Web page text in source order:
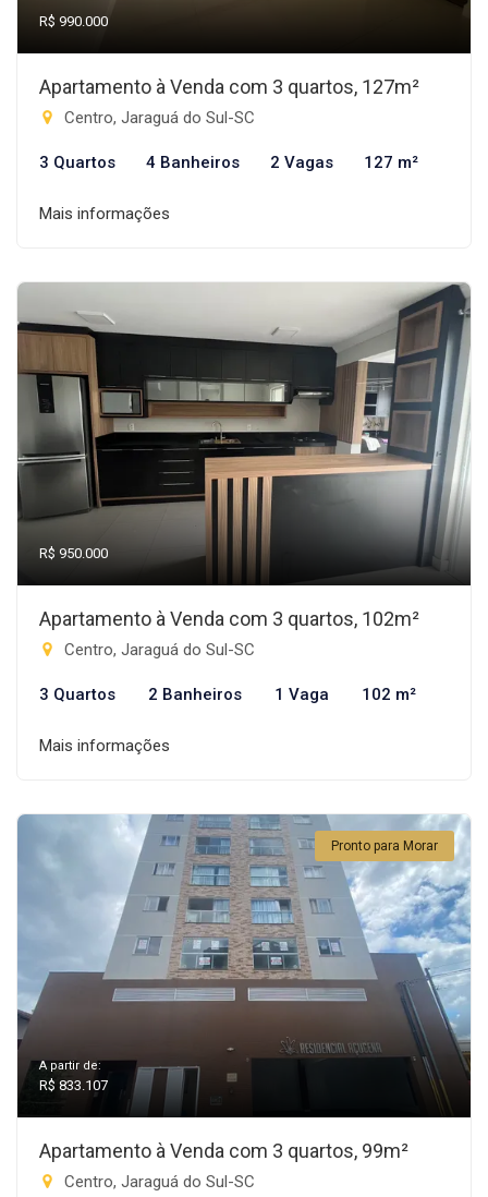
R$ 990.000
Apartamento à Venda com 3 quartos, 127m²
Centro, Jaraguá do Sul-SC
3 Quartos 4 Banheiros 2 Vagas 127 m²
Mais informações
R$ 950.000
Apartamento à Venda com 3 quartos, 102m²
Centro, Jaraguá do Sul-SC
3 Quartos 2 Banheiros 1 Vaga 102 m²
Mais informações
Pronto para Morar
A partir de:
R$ 833.107
Apartamento à Venda com 3 quartos, 99m²
Centro, Jaraguá do Sul-SC